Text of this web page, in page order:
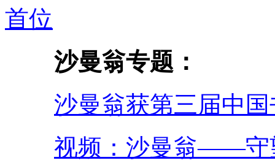
首位
沙曼翁专题：
沙曼翁获第三届中
视频：沙曼翁——守